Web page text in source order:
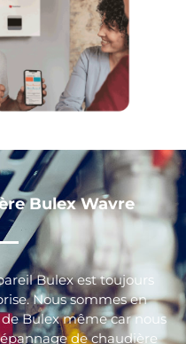
Bulex Wavre
Bulex est toujours
Nous sommes en
Bulex même car nous
de chaudière